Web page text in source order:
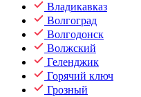
Владикавказ
Волгоград
Волгодонск
Волжский
Геленджик
Горячий ключ
Грозный